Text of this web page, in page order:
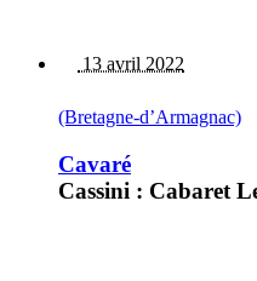
13 avril 2022
(Bretagne-d’Armagnac)
Cavaré
Cassini : Cabaret